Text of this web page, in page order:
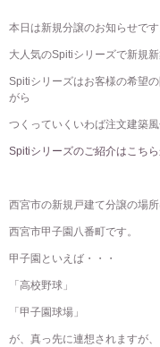
本日は新規分譲のお知らせです
大人気のSpitiシリーズで新規
Spitiシリーズはお客様の希望
がら
つくっていくいわば注文建築風
Spitiシリーズのご紹介はこち
西宮市の新規戸建て分譲の場
西宮市甲子園八番町です。
甲子園といえば・・・
「高校野球」
「甲子園球場」
が、真っ先に連想されますが、